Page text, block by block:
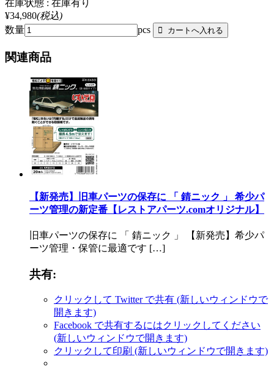
在庫状態 : 在庫有り
¥34,980(税込)
数量
pcs
関連商品
【新発売】旧車パーツの保存に 「 錆ニック 」 希少パ
ーツ管理の新定番【レストアパーツ.comオリジナル】
旧車パーツの保存に 「 錆ニック 」 【新発売】希少パ
ーツ管理・保管に最適です […]
共有:
クリックして Twitter で共有 (新しいウィンドウで
開きます)
Facebook で共有するにはクリックしてください
(新しいウィンドウで開きます)
クリックして印刷 (新しいウィンドウで開きます)